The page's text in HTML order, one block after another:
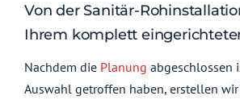
Von der Sanitär-
Ihrem komplett
Nachdem die Planung abgeschlossen
Auswahl getroffen haben, erstellen